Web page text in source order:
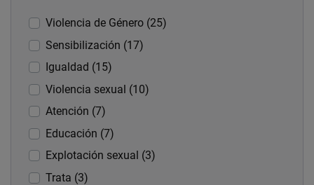
Violencia de Género (25)
Sensibilización (17)
Igualdad (15)
Violencia sexual (10)
Atención (7)
Educación (7)
Explotación sexual (3)
Trata (3)